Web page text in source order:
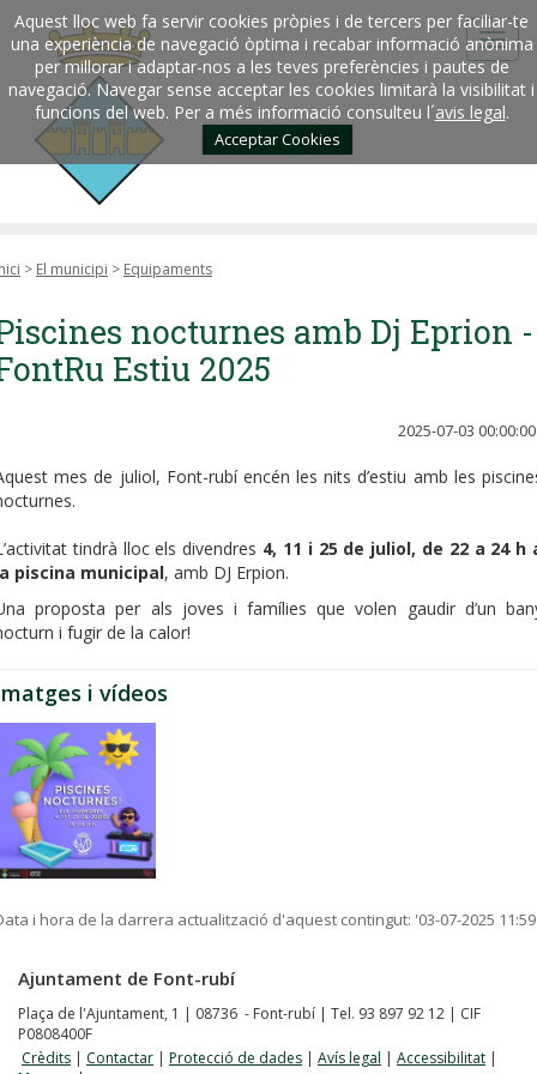
Aquest lloc web fa servir cookies pròpies i de tercers per faciliar-te
una experiència de navegació òptima i recabar informació anònima
per millorar i adaptar-nos a les teves preferències i pautes de
navegació. Navegar sense acceptar les cookies limitarà la visibilitat i
funcions del web. Per a més informació consulteu l´avis legal.
Acceptar Cookies
> El municipi > Equipaments
nocturnes amb Dj Eprion -
Estiu 2025
2025-07-03 00:00:00
mes de juliol, Font-rubí encén les nits d’estiu amb les
tindrà lloc els divendres 4, 11 i 25 de juliol, de 22 a 24 h
piscina municipal, amb DJ Erpion.
proposta per als joves i famílies que volen gaudir d’un
i fugir de la calor!
i vídeos
i hora de la darrera actualització d'aquest contingut: '03-07-2025 11:59
Ajuntament de Font-rubí
Plaça de l'Ajuntament, 1 | 08736 - Font-rubí | Tel. 93 897 92 12 | CIF
P0808400F
Crèdits | Contactar | Protecció de dades | Avís legal | Accessibilitat |